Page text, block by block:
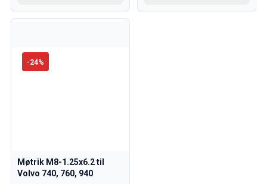
-24%
Møtrik M8-1.25x6.2 til
Volvo 740, 760, 940